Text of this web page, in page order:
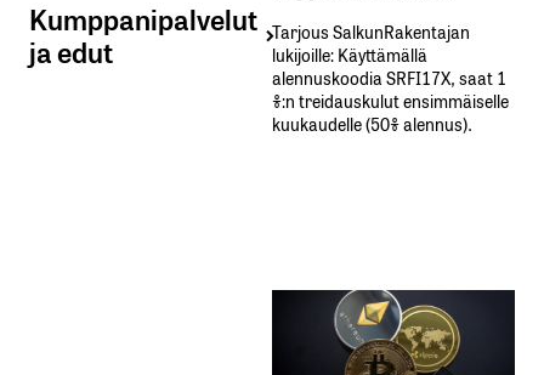
Kumppanipalvelut
ja edut
Tarjous SalkunRakentajan
lukijoille: Käyttämällä​ ​
alennuskoodia​ ​SRFI17X,​ ​saat​ ​1
%:n treidauskulut​ ​ensimmäiselle​ ​
kuukaudelle​ ​(50%​ ​alennus).